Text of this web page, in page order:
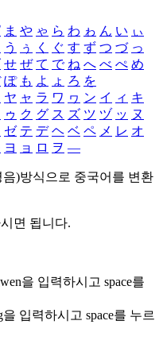
ま や ゃ ら わ ゎ ん い ぃ
う ぅ く ぐ す ず つ づ っ
せ ぜ て で ね へ べ ぺ め
ぽ も よ ょ ろ を
ヤ ャ ラ ワ ヮ ン イ ィ キ
ゥ ク グ ス ズ ツ ヅ ッ ヌ
ゼ テ デ ヘ ベ ペ メ レ オ
ヨ ョ ロ ヲ ―
음)방식으로 중국어를 변환
면 됩니다.
을 입력하시고 space를
을 입력하시고 space를 누르